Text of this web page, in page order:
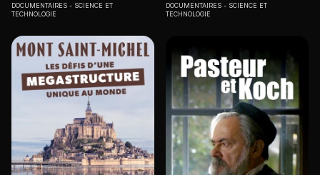
DOCUMENTAIRES
SCIENCE ET
TECHNOLOGIE
DOCUMENTAIRES
SCIENCE ET
TECHNOLOGIE